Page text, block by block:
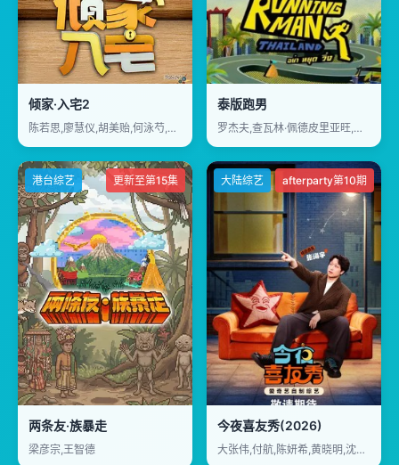
倾家·入宅2
陈若思,廖慧仪,胡美贻,何泳芍,庄韵澄
泰版跑男
罗杰夫,查瓦林·佩德皮里亚旺,李永钦,皮塔亚·萨丘安,塔湾·维弘可塔纳,瓦伦托恩·帕奥尼尔,平贲·帕尼同通隆,DJPuaek
港台综艺 更新至第15集
两条友·族暴走
梁彦宗,王智德
大陆综艺 afterparty第10期
今夜喜友秀(2026)
大张伟,付航,陈妍希,黄晓明,沈月,房主任,刘仁铖,唐香玉,王勉,小北,詹鑫,于祥宇,翟佳宁,张海宇